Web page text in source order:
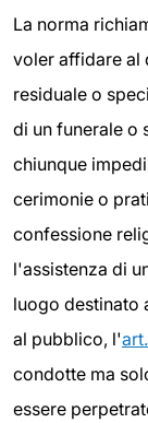
La norma
voler affidare al
residuale o
di un funerale o
chiunque
cerimonie o
confessione
l'assistenza di
luogo destinato
al pubblico, l'
condotte ma
essere